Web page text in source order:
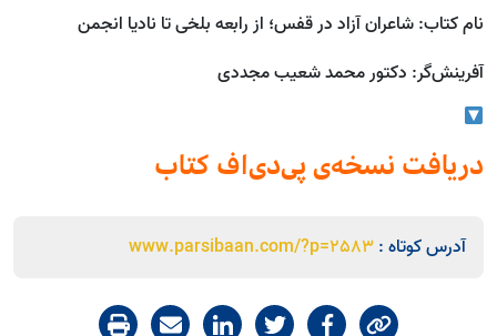
نام کتاب: شاعران آزاد در قفس؛ از رابعه بلخی تا نادیا انجمن
آفرینش‌گر: دکتور محمد شعیب مجددی
دریافت نسخه‌ی پی‌دی‌اف کتاب
آدرس کوتاه :www.parsibaan.com/?p=2583